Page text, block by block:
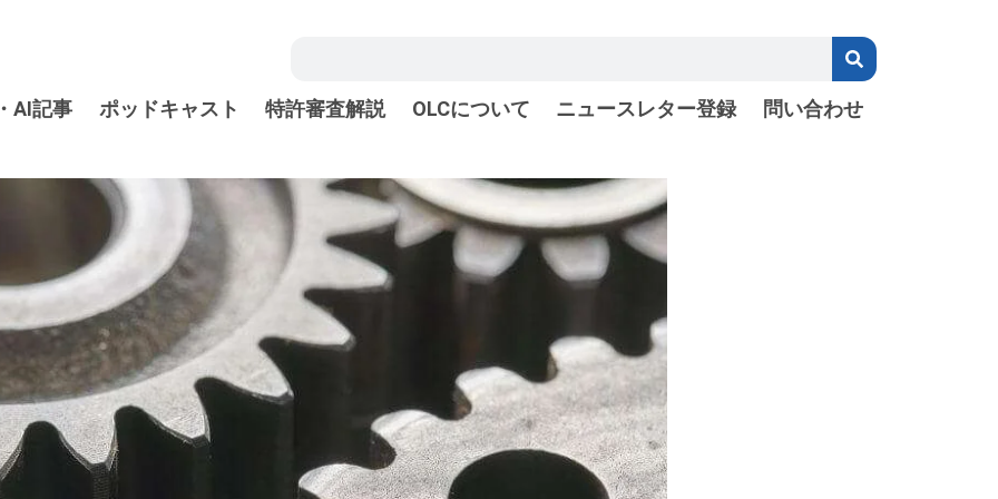
AI記事 ポッドキャスト 特許審査解説 OLCについて ニュースレター登録 問い合わせ